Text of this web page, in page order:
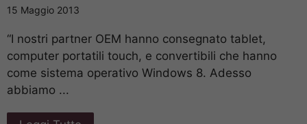
15 Maggio 2013
“I nostri partner OEM hanno consegnato tablet,
computer portatili touch, e convertibili che hanno
come sistema operativo Windows 8. Adesso
abbiamo ...